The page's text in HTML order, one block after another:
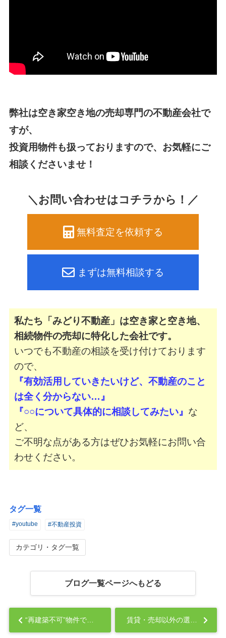
弊社は空き家空き地の売却専門の不動産会社で
すが、
投資用物件も扱っておりますので、お気軽にご
相談くださいませ！
＼お問い合わせはコチラから！／
無料査定を依頼する
まずは無料相談する
私たち「みどり不動産」は空き家と空き地、
相続物件の売却に特化した会社です。
いつでも不動産の相談を受け付けております
ので、
『有効活用していきたいけど、不動産のこと
は全く分からない…』
『○○について具体的に相談してみたい』 な
ど、
ご不明な点がある方はぜひお気軽にお問い合
わせください。
タグ一覧
#youtube #不動産投資
カテゴリ・タグ一覧
ブログ一覧ページへもどる
“再建築不可”物件でも再建築が出来る！？：救済措置と実現方法... 賃貸・売却以外の選択肢？空き家活用ビジネスとは...